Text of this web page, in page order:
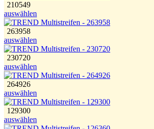
210549
auswählen
263958
auswählen
230720
auswählen
264926
auswählen
129300
auswählen